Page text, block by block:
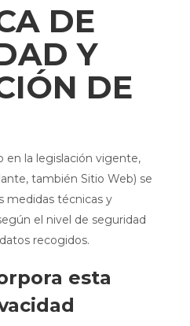
DE
Y
DE
en la legislación vigente,
también Sitio Web) se
medidas técnicas y
el nivel de seguridad
recogidos.
esta